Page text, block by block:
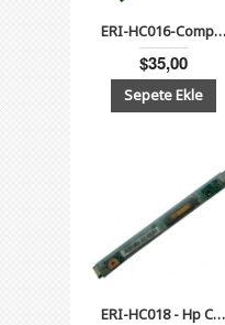
ERI-HC016-Compaq Nc4000, Nc4010, Evo N400c, N410c Lcd Inverter Board
$35,00
ERI-HC018 - Hp Compaq nx7000, nx9105, Presario x1000, x1100, C500, C300, Pavilion dv5000, zt3000, Acer Aspire 530, 1672, 2000 Serisi Lcd İnverter Board